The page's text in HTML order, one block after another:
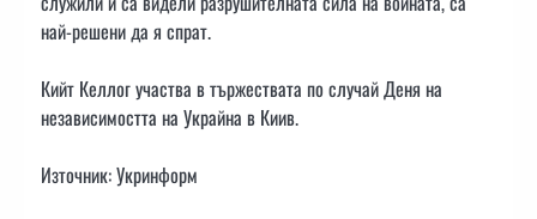
най-решени да я спрат.
Кийт Келлог участва в тържествата по случай Деня на
независимостта на Украйна в Киив.
Източник: Укринформ